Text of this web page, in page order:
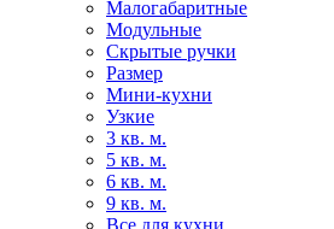
Малогабаритные
Модульные
Скрытые ручки
Размер
Мини-кухни
Узкие
3 кв. м.
5 кв. м.
6 кв. м.
9 кв. м.
Все для кухни